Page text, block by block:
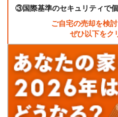
③国際基準のセキュリティで
ご自宅の売却を検
ぜひ以下をク